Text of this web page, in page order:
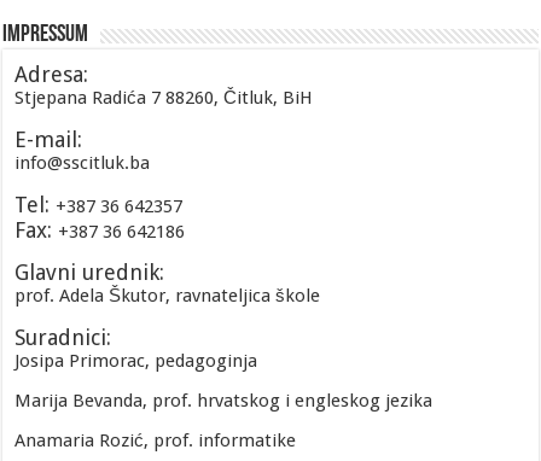
Impressum
Adresa:
Stjepana Radića 7 88260, Čitluk, BiH
E-mail:
info@sscitluk.ba
Tel: +387 36 642357
Fax: +387 36 642186
Glavni urednik:
prof. Adela Škutor, ravnateljica škole
Suradnici:
Josipa Primorac, pedagoginja
Marija Bevanda, prof. hrvatskog i engleskog jezika
Anamaria Rozić, prof. informatike